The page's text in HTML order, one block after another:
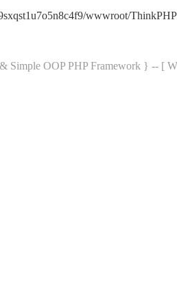
wwwroot/
Simple OOP PHP Framework } -- [